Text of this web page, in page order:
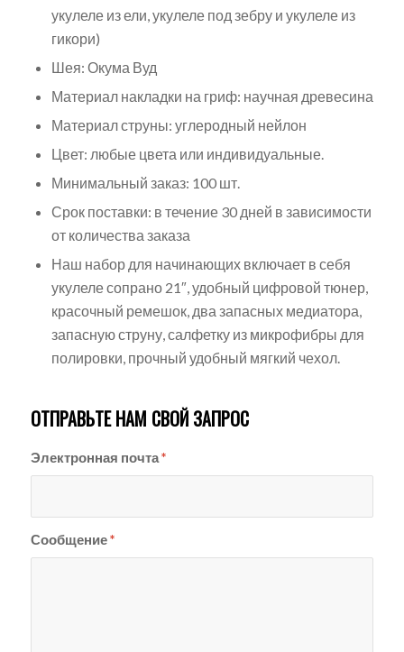
укулеле из ели, укулеле под зебру и укулеле из
гикори)
Шея: Окума Вуд
Материал накладки на гриф: научная древесина
Материал струны: углеродный нейлон
Цвет: любые цвета или индивидуальные.
Минимальный заказ: 100 шт.
Срок поставки: в течение 30 дней в зависимости
от количества заказа
Наш набор для начинающих включает в себя
укулеле сопрано 21″, удобный цифровой тюнер,
красочный ремешок, два запасных медиатора,
запасную струну, салфетку из микрофибры для
полировки, прочный удобный мягкий чехол.
ОТПРАВЬТЕ НАМ СВОЙ ЗАПРОС
Электронная почта*
Сообщение*